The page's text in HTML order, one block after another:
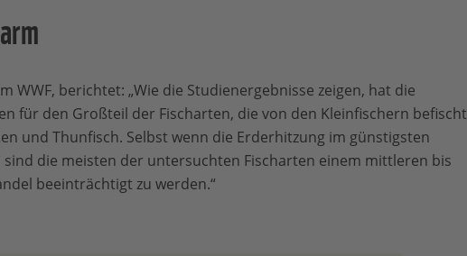
WWF, berichtet: „Wie die Studienergebnisse zeigen, hat die
für den Großteil der Fischarten, die von den Kleinfischern befischt
und Thunfisch. Selbst wenn die Erderhitzung im günstigsten
sind die meisten der untersuchten Fischarten einem mittleren bis
beeinträchtigt zu werden.“